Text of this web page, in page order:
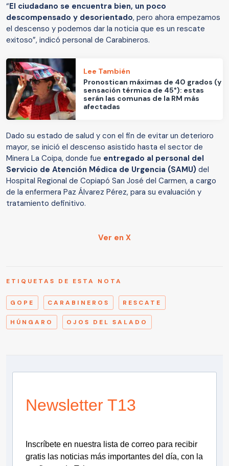
“El ciudadano se encuentra bien, un poco
descompensado y desorientado, pero ahora empezamos
el descenso y podemos dar la noticia que es un rescate
exitoso”, indicó personal de Carabineros.
Lee También
Pronostican máximas de 40 grados (y
sensación térmica de 45°): estas
serán las comunas de la RM más
afectadas
Dado su estado de salud y con el fin de evitar un deterioro
mayor, se inició el descenso asistido hasta el sector de
Minera La Coipa, donde fue entregado al personal del
Servicio de Atención Médica de Urgencia (SAMU) del
Hospital Regional de Copiapó San José del Carmen, a cargo
de la enfermera Paz Álvarez Pérez, para su evaluación y
tratamiento definitivo.
Ver en X
ETIQUETAS DE ESTA NOTA
GOPE CARABINEROS RESCATE
HÚNGARO OJOS DEL SALADO
Newsletter T13
Inscríbete en nuestra lista de correo para recibir
gratis las noticias más importantes del día, con la